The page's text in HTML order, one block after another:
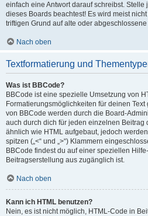
einfach eine Antwort darauf schreibst.
dieses Boards beachtest! Es wird meist
triftigen Grund auf alte oder
Nach oben
Textformatierung und
Was ist BBCode?
BBCode ist eine spezielle Umsetzung von
Formatierungsmöglichkeiten für deinen
von BBCode werden durch die Board-
auch durch dich für jeden einzelnen Beitrag
ähnlich wie HTML aufgebaut, jedoch werden
spitzen („<“ und „>“) Klammern
BBCode findest du auf einer speziellen
Beitragserstellung aus zugänglich ist.
Nach oben
Kann ich HTML benutzen?
Nein, es ist nicht möglich, HTML-Code in